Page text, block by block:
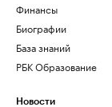
Финансы
Биографии
База знаний
РБК Образование
Новости